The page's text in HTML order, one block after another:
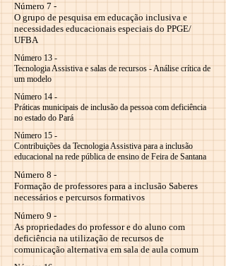
Número 7 -
O grupo de pesquisa em educação inclusiva e
necessidades educacionais especiais do PPGE/
UFBA
Número 13 -
Tecnologia Assistiva e salas de recursos - Análise crítica de
um modelo
Número 14 -
Práticas municipais de inclusão da pessoa com deficiência
no estado do Pará
Número 15 -
Contribuições da Tecnologia Assistiva para a inclusão
educacional na rede pública de ensino de Feira de Santana
Número 8 -
Formação de professores para a inclusão Saberes
necessários e percursos formativos
Número 9 -
As propriedades do professor e do aluno com
deficiência na utilização de recursos de
comunicação alternativa em sala de aula comum